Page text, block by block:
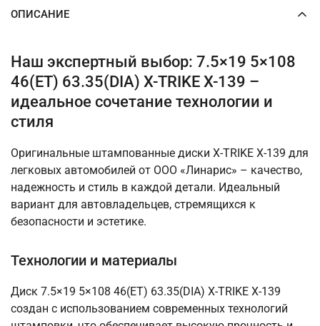
ОПИСАНИЕ
Наш экспертный выбор: 7.5×19 5×108
46(ET) 63.35(DIA) X-TRIKE X-139 –
идеальное сочетание технологии и
стиля
Оригинальные штампованные диски X-TRIKE X-139 для
легковых автомобилей от ООО «Линарис» – качество,
надежность и стиль в каждой детали. Идеальный
вариант для автовладельцев, стремящихся к
безопасности и эстетике.
Технологии и материалы
Диск 7.5×19 5×108 46(ET) 63.35(DIA) X-TRIKE X-139
создан с использованием современных технологий